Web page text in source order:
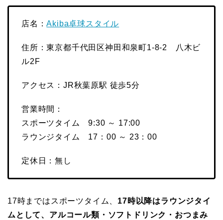
店名：Akiba卓球スタイル
住所：東京都千代田区神田和泉町1-8-2 八木ビ
ル2F
アクセス：JR秋葉原駅 徒歩5分
営業時間：
スポーツタイム 9:30 ～ 17:00
ラウンジタイム 17：00 ～ 23：00
定休日：無し
17時まではスポーツタイム、 17時以降はラウンジタイ
ムとして、アルコール類・ソフトドリンク・おつまみ